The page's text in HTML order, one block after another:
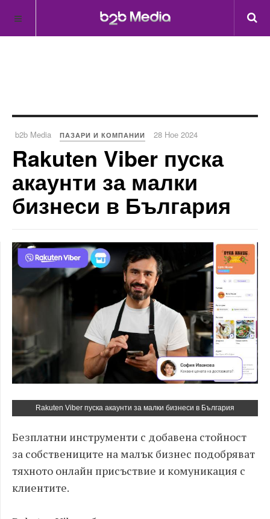
b2b Media ПАЗАРИ И КОМПАНИИ 28 Ное 2024
Rakuten Viber пуска
акаунти за малки
бизнеси в България
Rakuten Viber пуска акаунти за малки бизнеси в България
Безплатни инструменти с добавена стойност
за собствениците на малък бизнес подобряват
тяхното онлайн присъствие и комуникация с
клиентите.